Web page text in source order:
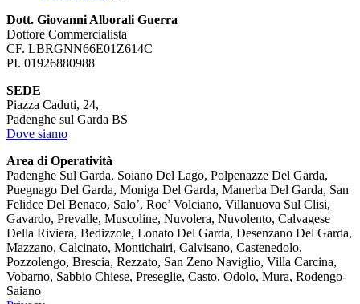
Dott. Giovanni Alborali Guerra
Dottore Commercialista
CF. LBRGNN66E01Z614C
PI. 01926880988
SEDE
Piazza Caduti, 24,
Padenghe sul Garda BS
Dove siamo
Area di Operatività
Padenghe Sul Garda, Soiano Del Lago, Polpenazze Del Garda,
Puegnago Del Garda, Moniga Del Garda, Manerba Del Garda, San
Felidce Del Benaco, Salo’, Roe’ Volciano, Villanuova Sul Clisi,
Gavardo, Prevalle, Muscoline, Nuvolera, Nuvolento, Calvagese
Della Riviera, Bedizzole, Lonato Del Garda, Desenzano Del Garda,
Mazzano, Calcinato, Montichairi, Calvisano, Castenedolo,
Pozzolengo, Brescia, Rezzato, San Zeno Naviglio, Villa Carcina,
Vobarno, Sabbio Chiese, Preseglie, Casto, Odolo, Mura, Rodengo-
Saiano